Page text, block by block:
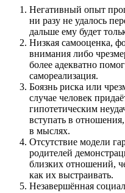
Негативный опыт
ни разу не удалось
дальше ему будет
Низкая самооценка,
внимания либо
более адекватно
самореализация.
Боязнь риска или
случае человек
гипотетическим
вступать в
в мыслях.
Отсутствие модели
родителей
близких отношений,
как их выстраивать.
Незавершённая